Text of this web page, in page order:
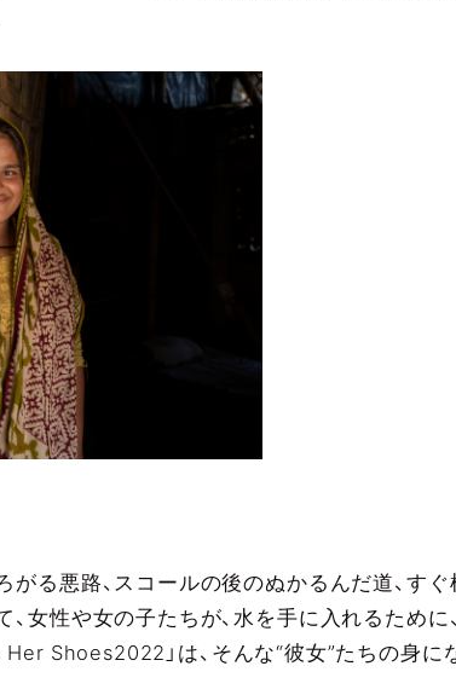
がる悪路、スコールの後のぬかるんだ道、す
女性や女の子たちが、水を手に入れるために
Shoes2022」は、そんな“彼女”たちの身に